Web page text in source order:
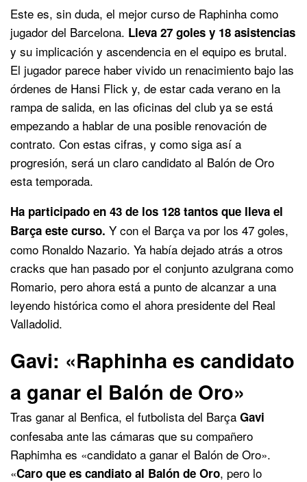
Este es, sin duda, el mejor curso de Raphinha como
jugador del Barcelona. Lleva 27 goles y 18 asistencias
y su implicación y ascendencia en el equipo es brutal.
El jugador parece haber vivido un renacimiento bajo las
órdenes de Hansi Flick y, de estar cada verano en la
rampa de salida, en las oficinas del club ya se está
empezando a hablar de una posible renovación de
contrato. Con estas cifras, y como siga así a
progresión, será un claro candidato al Balón de Oro
esta temporada.
Ha participado en 43 de los 128 tantos que lleva el
Barça este curso. Y con el Barça va por los 47 goles,
como Ronaldo Nazario. Ya había dejado atrás a otros
cracks que han pasado por el conjunto azulgrana como
Romario, pero ahora está a punto de alcanzar a una
leyendo histórica como el ahora presidente del Real
Valladolid.
Gavi: «Raphinha es candidato
a ganar el Balón de Oro»
Tras ganar al Benfica, el futbolista del Barça Gavi
confesaba ante las cámaras que su compañero
Raphimha es «candidato a ganar el Balón de Oro».
«Caro que es candiato al Balón de Oro, pero lo